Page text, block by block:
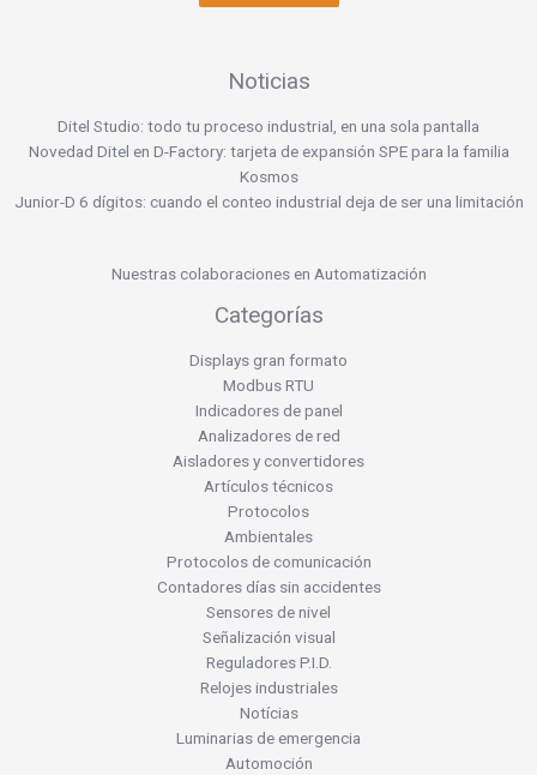
Noticias
Ditel Studio: todo tu proceso industrial, en una sola pantalla
Novedad Ditel en D-Factory: tarjeta de expansión SPE para la familia
Kosmos
Junior-D 6 dígitos: cuando el conteo industrial deja de ser una limitación
Nuestras colaboraciones en Automatización
Categorías
Displays gran formato
Modbus RTU
Indicadores de panel
Analizadores de red
Aisladores y convertidores
Artículos técnicos
Protocolos
Ambientales
Protocolos de comunicación
Contadores días sin accidentes
Sensores de nivel
Señalización visual
Reguladores P.I.D.
Relojes industriales
Notícias
Luminarias de emergencia
Automoción